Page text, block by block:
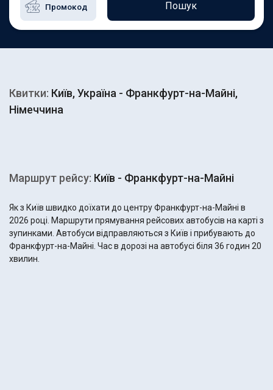
Пошук
Квитки: Київ, Україна - Франкфурт-на-Майні,
Німеччина
Маршрут рейсу: Київ - Франкфурт-на-Майні
Як з Київ швидко доїхати до центру Франкфурт-на-Майні в
2026 році. Маршрути прямування рейсових автобусів на карті з
зупинками. Автобуси відправляються з Київ і прибувають до
Франкфурт-на-Майні. Час в дорозі на автобусі біля 36 годин 20
хвилин.